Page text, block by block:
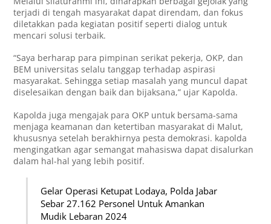
terjadi di tengah masyarakat dapat direndam, dan fokus
diletakkan pada kegiatan positif seperti dialog untuk
mencari solusi terbaik.
“Saya berharap para pimpinan serikat pekerja, OKP, dan
BEM universitas selalu tanggap terhadap aspirasi
masyarakat. Sehingga setiap masalah yang muncul dapat
diselesaikan dengan baik dan bijaksana,” ujar Kapolda.
Kapolda juga mengajak para OKP untuk bersama-sama
menjaga keamanan dan ketertiban masyarakat di Malut,
khususnya setelah berakhirnya pesta demokrasi. kapolda
mengingatkan agar semangat mahasiswa dapat disalurkan
dalam hal-hal yang lebih positif.
Gelar Operasi Ketupat Lodaya, Polda Jabar
Sebar 27.162 Personel Untuk Amankan
Mudik Lebaran 2024